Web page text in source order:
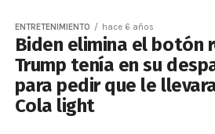
ENTRETENIMIENTO hace 6 años
Biden elimina el botón
Trump tenía en su
para pedir que le
Cola light